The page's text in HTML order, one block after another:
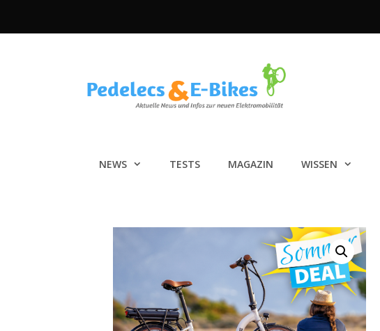
NEWS TESTS MAGAZIN WISSEN